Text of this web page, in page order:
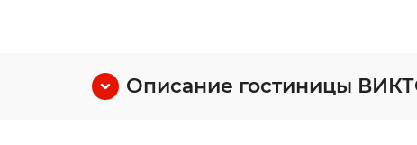
Описание гостиницы